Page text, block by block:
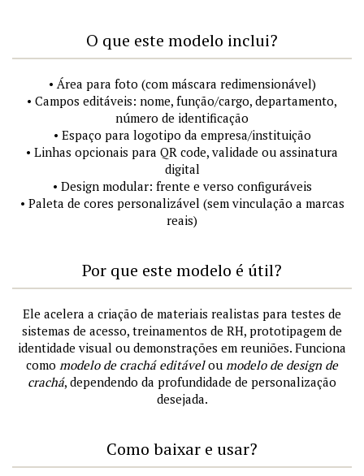
O que este modelo inclui?
• Área para foto (com máscara redimensionável)
• Campos editáveis: nome, função/cargo, departamento,
número de identificação
• Espaço para logotipo da empresa/instituição
• Linhas opcionais para QR code, validade ou assinatura
digital
• Design modular: frente e verso configuráveis
• Paleta de cores personalizável (sem vinculação a marcas
reais)
Por que este modelo é útil?
Ele acelera a criação de materiais realistas para testes de
sistemas de acesso, treinamentos de RH, prototipagem de
identidade visual ou demonstrações em reuniões. Funciona
como modelo de crachá editávelou modelo de design de
crachá, dependendo da profundidade de personalização
desejada.
Como baixar e usar?